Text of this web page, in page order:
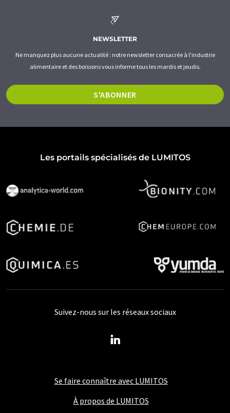
NEWSLETTER
Ne manquez plus aucune actualité : notre newsletter consacrée à l'industrie
alimentaire et des boissons vous informe tous les mardis et jeudis.
S'ABONNER
Les portails spécialisés de LUMITOS
Se faire connaître avec LUMITOS
À propos de LUMITOS
Suivez-nous sur les réseaux sociaux